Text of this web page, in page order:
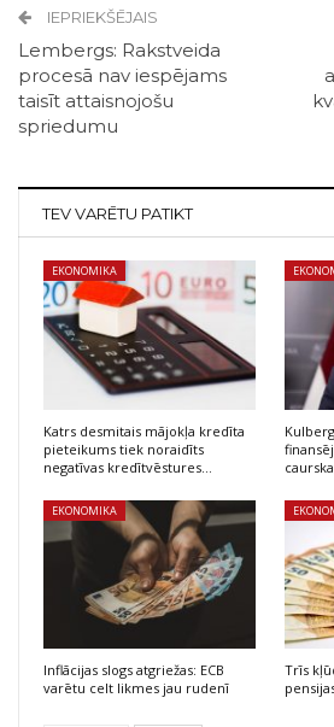
IEPRIEKŠĒJAIS
Lembergs: Rakstveida
procesā nav iespējams
taisīt attaisnojošu
spriedumu
TEV VARĒTU PATIKT
EKONOMIKA
Katrs desmitais mājokļa kredīta
pieteikums tiek noraidīts
negatīvas kredītvēstures…
EKONOMIKA
Inflācijas slogs atgriežas: ECB
varētu celt likmes jau rudenī
Trīs